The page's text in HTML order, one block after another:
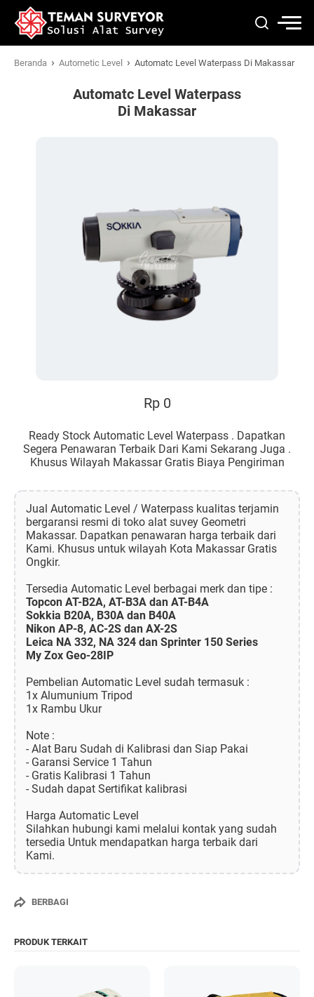
Beranda › Autometic Level › Automatc Level Waterpass Di Makassar
Automatc Level Waterpass
Di Makassar
Rp 0
Ready Stock Automatic Level Waterpass . Dapatkan
Segera Penawaran Terbaik Dari Kami Sekarang Juga .
Khusus Wilayah Makassar Gratis Biaya Pengiriman
Jual Automatic Level / Waterpass kualitas terjamin
bergaransi resmi di toko alat suvey Geometri
Makassar. Dapatkan penawaran harga terbaik dari
Kami. Khusus untuk wilayah Kota Makassar Gratis
Ongkir.
Tersedia Automatic Level berbagai merk dan tipe :
Topcon AT-B2A, AT-B3A dan AT-B4A
Sokkia B20A, B30A dan B40A
Nikon AP-8, AC-2S dan AX-2S
Leica NA 332, NA 324 dan Sprinter 150 Series
My Zox Geo-28IP
Pembelian Automatic Level sudah termasuk :
1x Alumunium Tripod
1x Rambu Ukur
Note :
- Alat Baru Sudah di Kalibrasi dan Siap Pakai
- Garansi Service 1 Tahun
- Gratis Kalibrasi 1 Tahun
- Sudah dapat Sertifikat kalibrasi
Harga Automatic Level
Silahkan hubungi kami melalui kontak yang sudah
tersedia Untuk mendapatkan harga terbaik dari
Kami.
BERBAGI
PRODUK TERKAIT